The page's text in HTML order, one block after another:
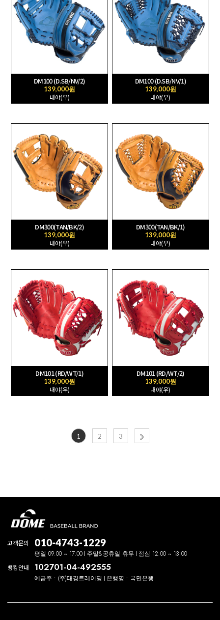
DM100 (D.SB/NV/2)
139,000원
내야(우)
DM100 (D.SB/NV/1)
139,000원
내야(우)
DM300(TAN/BK/2)
139,000원
내야(우)
DM300(TAN/BK/1)
139,000원
내야(우)
DM101 (RD/WT/1)
139,000원
내야(우)
DM101 (RD/WT/2)
139,000원
내야(우)
1 2 3
고객문의 010-4743-1229
평일 09:00 ~ 17:00 주말&공휴일 휴무 점심 12:00 ~ 13:00
뱅킹안내 102701-04-492555
예금주 : (주)태경트레이딩 은행명 : 국민은행